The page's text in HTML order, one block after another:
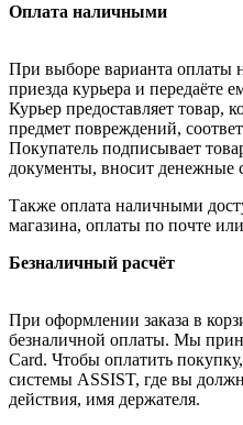
Оплата наличными
При выборе варианта оплаты
приезда курьера и передаёте
Курьер предоставляет товар,
предмет повреждений,
Покупатель подписывает
документы, вносит денежные
Также оплата наличными
магазина, оплаты по почте
Безналичный расчёт
При оформлении заказа в
безналичной оплаты. Мы
Card. Чтобы оплатить
системы ASSIST, где вы
действия, имя держателя.